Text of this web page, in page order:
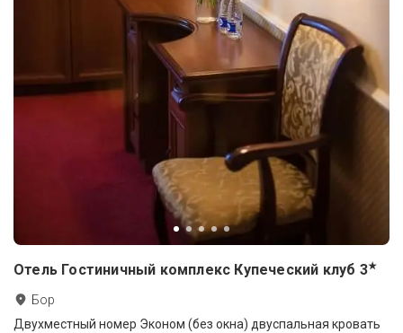
Отель Гостиничный комплекс Купеческий клуб 3★
Бор
Двухместный номер Эконом (без окна) двуспальная кровать